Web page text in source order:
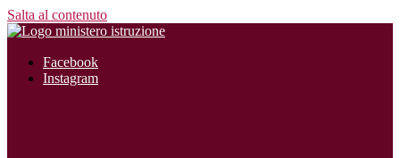
Salta al contenuto
Facebook
Instagram